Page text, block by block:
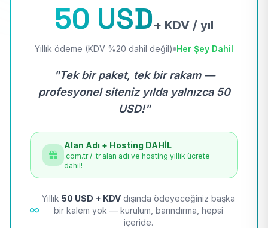
50 USD+ KDV / yıl
Yıllık ödeme (KDV %20 dahil değil) Her Şey Dahil
"Tek bir paket, tek bir rakam —
profesyonel siteniz yılda yalnızca 50
USD!"
Alan Adı + Hosting DAHİL
.com.tr / .tr alan adı ve hosting yıllık ücrete
dahil!
Yıllık 50 USD + KDV dışında ödeyeceğiniz başka
bir kalem yok — kurulum, barındırma, hepsi
içeride.